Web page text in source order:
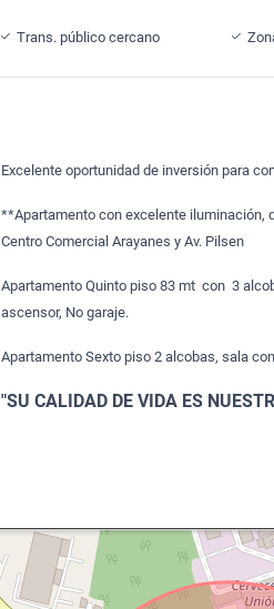
Trans. público cercano
Excelente oportunidad de inversión para
**Apartamento con excelente iluminación,
Centro Comercial Arayanes y Av. Pilsen
Apartamento Quinto piso 83 mt con 3
ascensor, No garaje.
Apartamento Sexto piso 2 alcobas, sala
"SU CALIDAD DE VIDA ES